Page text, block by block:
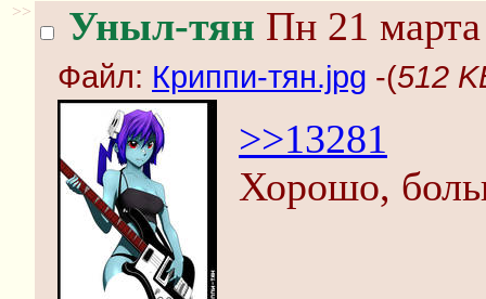
>> Уныл-тян Пн 21
Файл: Криппи-тян.jpg -(512
>>13281
Хорошо,